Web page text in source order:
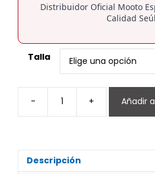
Distribuidor Oficial Mooto
Calidad
Talla
-
DOBOK
XTERA
cantidad
+ Añadir
Descripción